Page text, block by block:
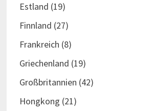
Estland (19)
Finnland (27)
Frankreich (8)
Griechenland (19)
Großbritannien (42)
Hongkong (21)